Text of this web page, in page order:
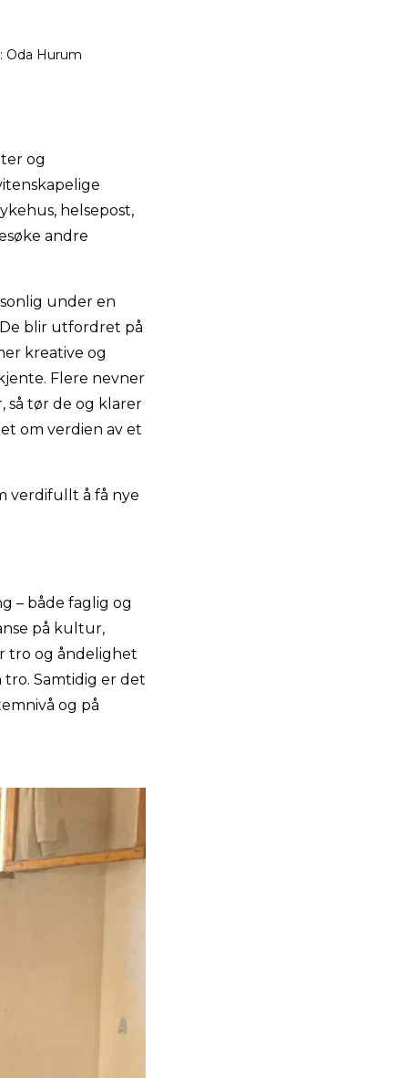
Oda Hurum
og
helsepost,
andre
under en
blir utfordret på
kreative og
Flere nevner
så tør de og klarer
om verdien av et
verdifullt å få nye
– både faglig og
på kultur,
tro og åndelighet
Samtidig er det
og på